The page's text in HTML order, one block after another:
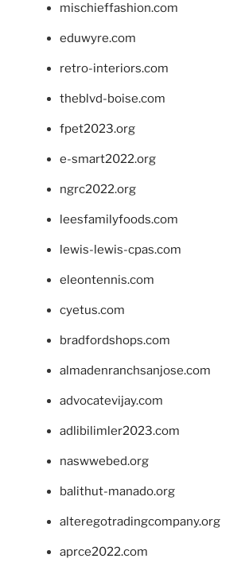
mischieffashion.com
eduwyre.com
retro-interiors.com
theblvd-boise.com
fpet2023.org
e-smart2022.org
ngrc2022.org
leesfamilyfoods.com
lewis-lewis-cpas.com
eleontennis.com
cyetus.com
bradfordshops.com
almadenranchsanjose.com
advocatevijay.com
adlibilimler2023.com
naswwebed.org
balithut-manado.org
alteregotradingcompany.org
aprce2022.com